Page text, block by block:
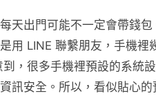
天出門可能不一定會帶錢
用 LINE 聯繫朋友，手機
，很多手機裡預設的系統
訊安全。所以，看似貼心